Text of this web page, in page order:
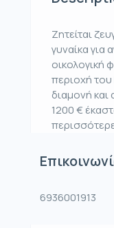
Ζητείται
γυναίκα για
οικολογική
περιοχή
διαμονή και
1200 €
6936001913